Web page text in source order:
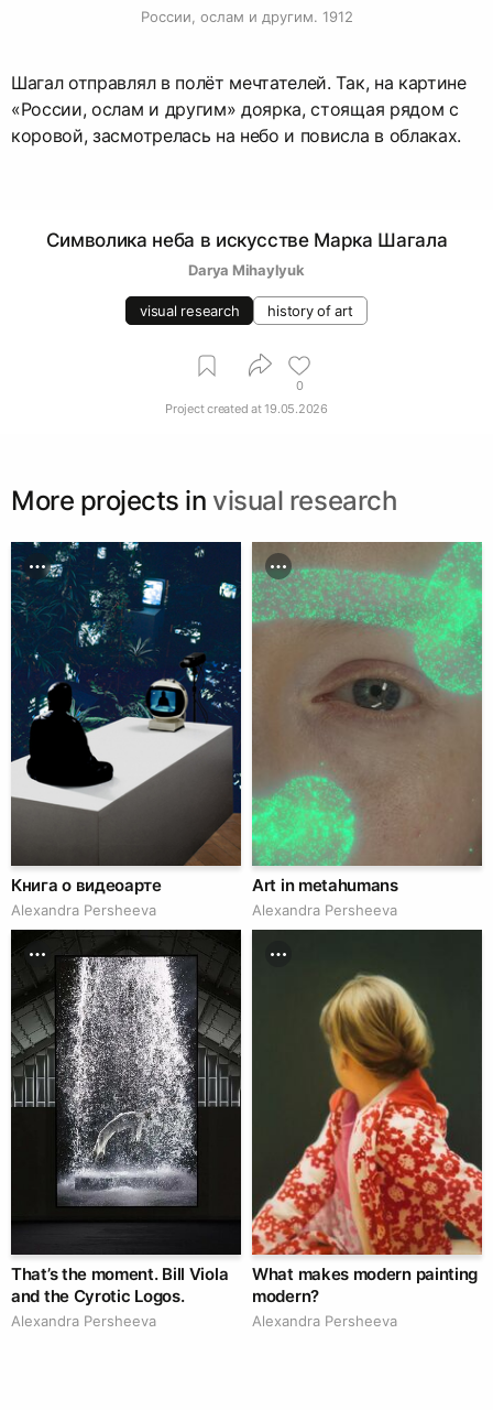
России, ослам и другим. 1912
Шагал отправлял в полёт мечтателей. Так, на картине
«России, ослам и другим» доярка, стоящая рядом с
коровой, засмотрелась на небо и повисла в облаках.
Символика неба в искусстве Марка Шагала
Darya Mihaylyuk
visual research history of art
0
Project created at19.05.2026
More projects in visual research
Книга о видеоарте
Alexandra Persheeva
Art in metahumans
Alexandra Persheeva
That’s the moment. Bill Viola
and the Cyrotic Logos.
Alexandra Persheeva
What makes modern painting
modern?
Alexandra Persheeva